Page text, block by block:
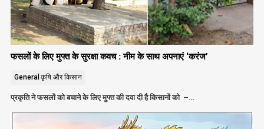
फसलों के लिए मुफ्त के सुरक्षा कवच : नीम के साथ अपनाएं ‘करंज’
General कृषि और किसान
प्रकृति ने फसलों को बचाने के लिए मुफ्त की दवा दी है किसानों को –…